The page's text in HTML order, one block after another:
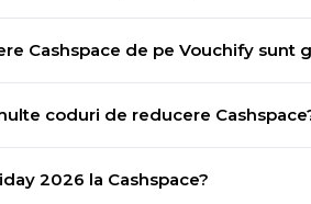
Cashspace de pe Vouchify sunt
coduri de reducere
2026 la Cashspace?